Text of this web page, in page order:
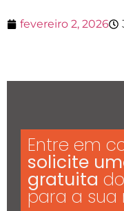
fevereiro 2, 2026
Entre em
solicite
gratuita
para a sua